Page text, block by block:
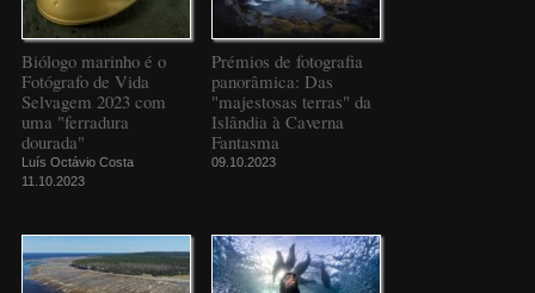
Biólogo marinho é o
Fotógrafo de Vida
Selvagem 2023 com
uma "ferradura
dourada"
Luís Octávio Costa
11.10.2023
Prémios de fotografia
panorâmica: Das
"majestosas terras" da
Islândia à Caverna
Fantasma
09.10.2023